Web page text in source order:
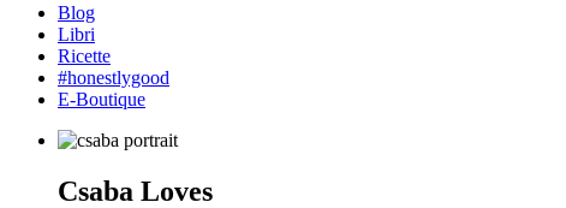
Blog
Libri
Ricette
#honestlygood
E-Boutique
Csaba Loves